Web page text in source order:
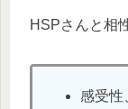
HSPさんと相
感受性